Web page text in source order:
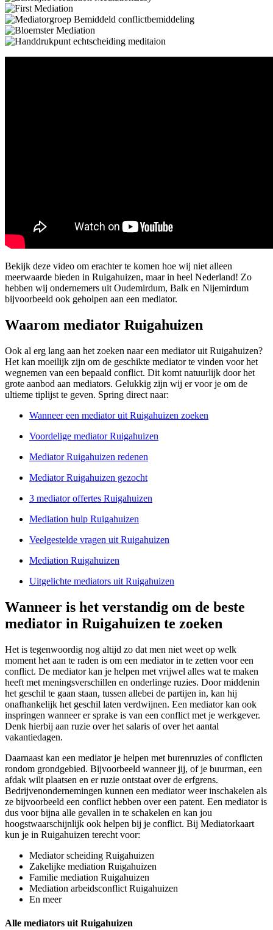
Bekijk deze video om erachter te komen hoe wij niet alleen
meerwaarde bieden in Ruigahuizen, maar in heel Nederland! Zo
hebben wij ondernemers uit Oudemirdum, Balk en Nijemirdum
bijvoorbeeld ook geholpen aan een mediator.
Waarom mediator Ruigahuizen
Ook al erg lang aan het zoeken naar een mediator uit Ruigahuizen?
Het kan moeilijk zijn om de geschikte mediator te vinden voor het
wegnemen van een bepaald conflict. Dit komt natuurlijk door het
grote aanbod aan mediators. Gelukkig zijn wij er voor je om de
ultieme tiplijst te geven. Spring direct naar:
Wanneer een mediator uit Ruigahuizen zoeken
Voordelige mediator Ruigahuizen
Mediator Ruigahuizen redenen
Mediator Ruigahuizen gezocht
3 mediator offertes Ruigahuizen
Mediation hulp Ruigahuizen
Veelgestelde vragen uit Ruigahuizen
Mediation Ruigahuizen
Uitgelichte mediators uit Ruigahuizen
Wanneer is het verstandig om de beste
mediator in Ruigahuizen te zoeken
Het is tegenwoordig nog altijd zo dat men niet weet op welk
moment het aan te raden is om een mediator in te zetten voor een
conflict. De mediator kan je helpen met vrijwel alles wat te maken
heeft met meningsverschillen en onderlinge ruzies. Door middenin
het geschil te gaan staan, tussen allebei de partijen in, kan hij
onafhankelijk het geschil laten verdwijnen. Een mediator kan ook
inspringen wanneer er sprake is van een conflict met je werkgever.
Denk hierbij aan ruzie over het salaris of over het aantal
vakantiedagen.
Daarnaast kan een mediator je helpen met burenruzies of conflicten
rondom grondgebied. Bijvoorbeeld wanneer jij, of je buurman, een
afdak wilt plaatsen en er ruzie ontstaat over de erfgrens.
Bedrijvenondernemingen kunnen een mediator weer inschakelen als
ze bijvoorbeeld een conflict hebben over een patent. Een mediator is
dus voor bijna alle gevallen in te schakelen en kan jou
hoogstwaarschijnlijk ook helpen bij je conflict. Bij Mediatorkaart
kun je in Ruigahuizen terecht voor:
Mediator scheiding Ruigahuizen
Zakelijke mediation Ruigahuizen
Familie mediation Ruigahuizen
Mediation arbeidsconflict Ruigahuizen
En meer
Alle mediators uit Ruigahuizen